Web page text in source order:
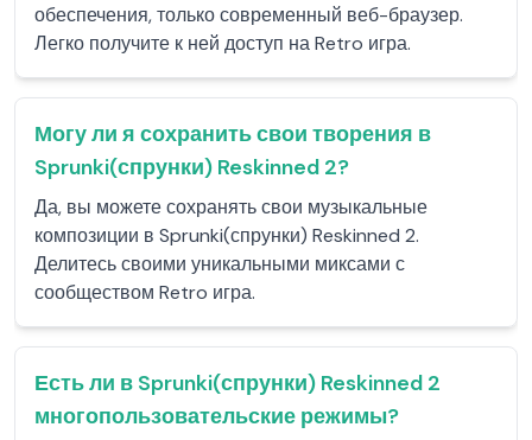
обеспечения, только современный веб-браузер.
Легко получите к ней доступ на Retro игра.
Могу ли я сохранить свои творения в
Sprunki(спрунки) Reskinned 2?
Да, вы можете сохранять свои музыкальные
композиции в Sprunki(спрунки) Reskinned 2.
Делитесь своими уникальными миксами с
сообществом Retro игра.
Есть ли в Sprunki(спрунки) Reskinned 2
многопользовательские режимы?